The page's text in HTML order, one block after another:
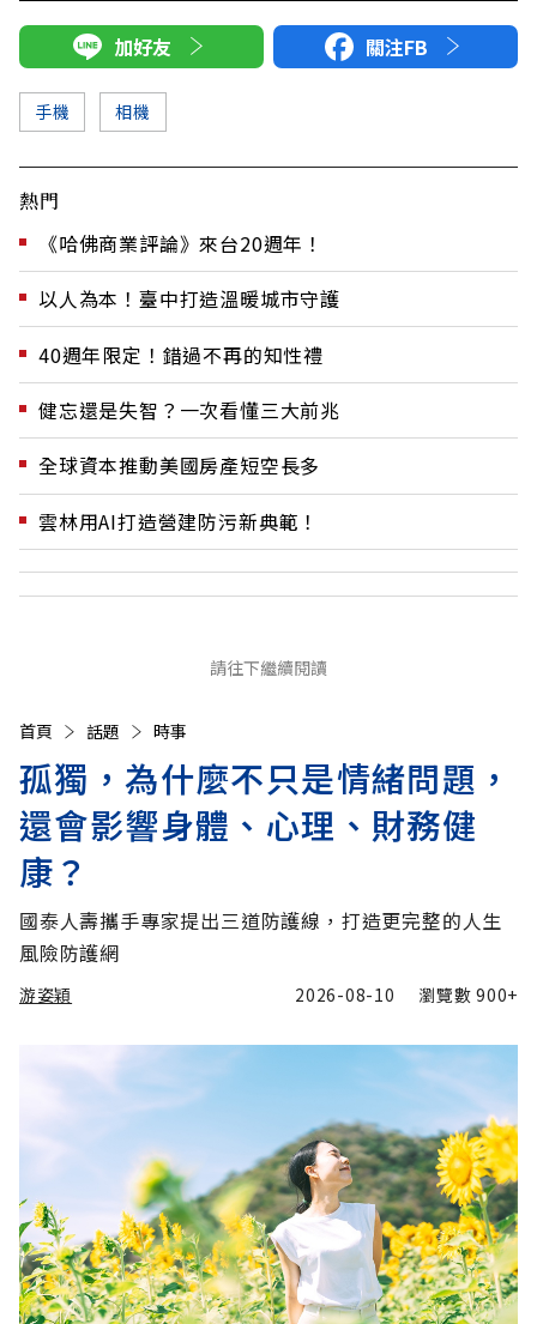
加好友 關注FB
手機 相機
熱門
《哈佛商業評論》來台20週年！
以人為本！臺中打造溫暖城市守護
40週年限定！錯過不再的知性禮
健忘還是失智？一次看懂三大前兆
全球資本推動美國房產短空長多
雲林用AI打造營建防污新典範！
請往下繼續閱讀
首頁 話題 時事
孤獨，為什麼不只是情緒問題，
還會影響身體、心理、財務健
康？
國泰人壽攜手專家提出三道防護線，打造更完整的人生
風險防護網
游姿穎 2026-08-10 瀏覽數900+